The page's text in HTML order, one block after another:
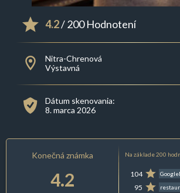
4.2/ 200 Hodnotení
Nitra-Chrenová
Výstavná
Dátum skenovania:
8. marca 2026
Konečná známka
4.2
Na základe 200
104
95